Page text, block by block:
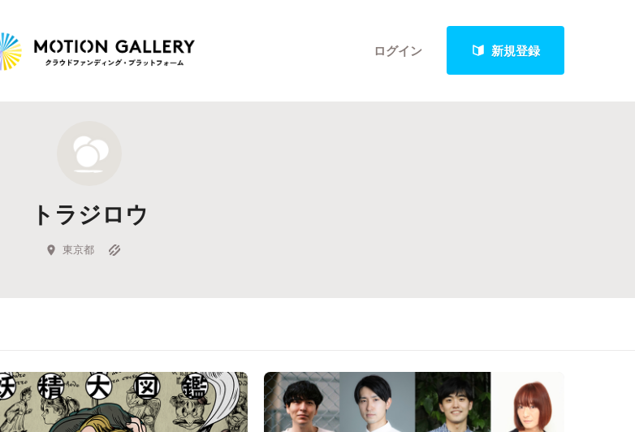
ログイン 新規登録
新着プロジェクト
Feature
キュレーターから探す
トラジロウ
東京都